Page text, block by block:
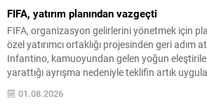
FIFA, yatırım planından vazgeçti
FIFA, organizasyon gelirlerini yönetmek için
özel yatırımcı ortaklığı projesinden geri adım
Infantino, kamuoyundan gelen yoğun
yarattığı ayrışma nedeniyle teklifin artık
Infantino, tüm tarafların görüşlerini dinledikten
başlangıçta hedeflenen yararı sağlamayacak
01.08.2026